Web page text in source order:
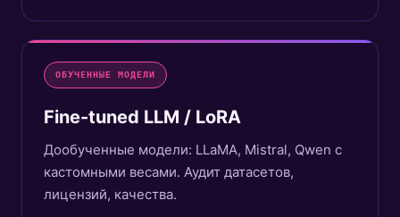
ОБУЧЕННЫЕ МОДЕЛИ
Fine-tuned LLM / LoRA
Дообученные модели: LLaMA, Mistral, Qwen с
кастомными весами. Аудит датасетов,
лицензий, качества.